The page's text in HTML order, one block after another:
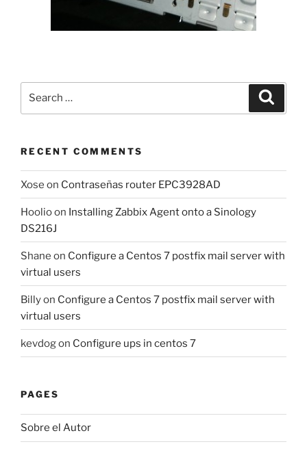
RECENT COMMENTS
Xose on Contraseñas router EPC3928AD
Hoolioon Installing Zabbix Agent onto a Sinology
DS216J
Shane on Configure a Centos 7 postfix mail server with
virtual users
Billyon Configure a Centos 7 postfix mail server with
virtual users
kevdogon Configure ups in centos 7
PAGES
Sobre el Autor